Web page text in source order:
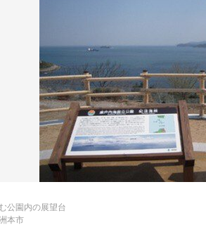
公園内の展望台
本市